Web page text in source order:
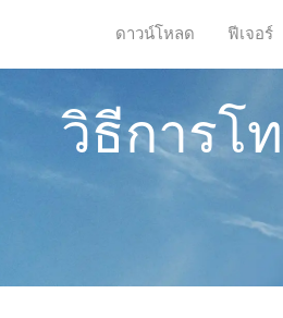
ดาวน์โหลด ฟีเจอร์
วิธีการโ